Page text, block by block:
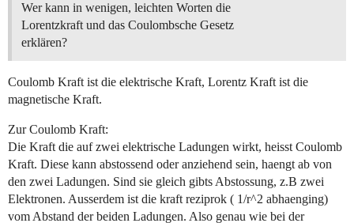
Wer kann in wenigen, leichten Worten die
Lorentzkraft und das Coulombsche Gesetz
erklären?
Coulomb Kraft ist die elektrische Kraft, Lorentz Kraft ist die
magnetische Kraft.
Zur Coulomb Kraft:
Die Kraft die auf zwei elektrische Ladungen wirkt, heisst Coulomb
Kraft. Diese kann abstossend oder anziehend sein, haengt ab von
den zwei Ladungen. Sind sie gleich gibts Abstossung, z.B zwei
Elektronen. Ausserdem ist die kraft reziprok ( 1/r^2 abhaenging)
vom Abstand der beiden Ladungen. Also genau wie bei der